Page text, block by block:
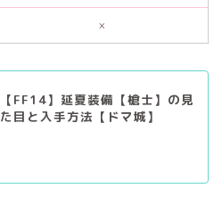
×
【FF14】延夏装備【槍士】の見
た目と入手方法【ドマ城】